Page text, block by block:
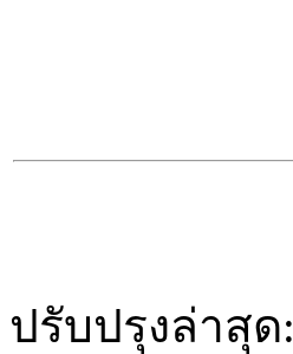
ปรับปรุงล่าสุด: